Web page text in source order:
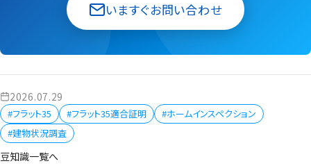
いますぐお問い合わせ
2026.07.29
#フラット35 #フラット35適合証明
#ホームインスペクション
#建物状況調査
豆知識一覧へ